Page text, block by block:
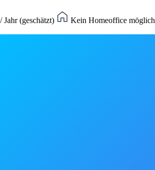
Jahr (geschätzt)
Kein Homeoffice möglich